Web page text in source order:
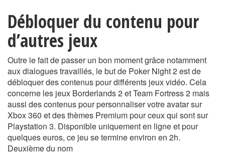
Débloquer du contenu pour
d’autres jeux
Outre le fait de passer un bon moment grâce notamment
aux dialogues travaillés, le but de Poker Night 2 est de
débloquer des contenus pour différents jeux vidéo. Cela
concerne les jeux Borderlands 2 et Team Fortress 2 mais
aussi des contenus pour personnaliser votre avatar sur
Xbox 360 et des thèmes Premium pour ceux qui sont sur
Playstation 3. Disponible uniquement en ligne et pour
quelques euros, ce jeu se termine environ en 2h.
Deuxième du nom